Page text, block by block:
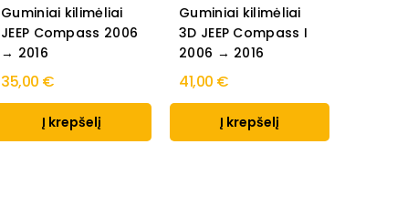
Guminiai kilimėliai
JEEP Compass 2006
→ 2016
35,00 €
Į krepšelį
Guminiai kilimėliai
3D JEEP Compass I
2006 → 2016
41,00 €
Į krepšelį